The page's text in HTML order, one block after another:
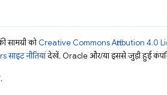
कोCreative Commons Attribution 4.0
नीतियांदेखें. Oracle और/या इससे जुड़ी हुई